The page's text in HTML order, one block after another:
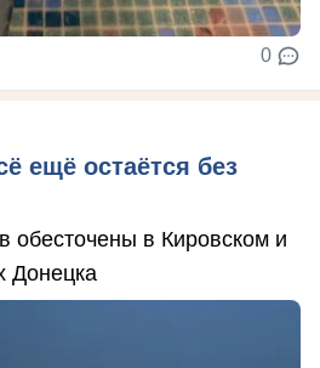
0
ещё остаётся без
обесточены в Кировском и
Донецка